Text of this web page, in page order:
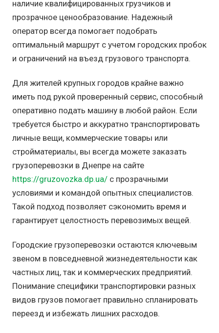
наличие квалифицированных грузчиков и
прозрачное ценообразование. Надежный
оператор всегда помогает подобрать
оптимальный маршрут с учетом городских пробок
и ограничений на въезд грузового транспорта.
Для жителей крупных городов крайне важно
иметь под рукой проверенный сервис, способный
оперативно подать машину в любой район. Если
требуется быстро и аккуратно транспортировать
личные вещи, коммерческие товары или
стройматериалы, вы всегда можете заказать
грузоперевозки в Днепре на сайте
https://gruzovozka.dp.ua/ с прозрачными
условиями и командой опытных специалистов.
Такой подход позволяет сэкономить время и
гарантирует целостность перевозимых вещей.
Городские грузоперевозки остаются ключевым
звеном в повседневной жизнедеятельности как
частных лиц, так и коммерческих предприятий.
Понимание специфики транспортировки разных
видов грузов помогает правильно спланировать
переезд и избежать лишних расходов.